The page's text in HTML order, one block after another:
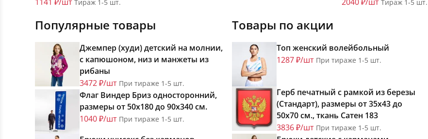
Тираж 1-5 шт. Тираж 1-5 шт.
Популярные товары
Джемпер (худи) детский на молнии,
с капюшоном, низ и манжеты из
рибаны
3472 ₽/шт При тираже 1-5 шт.
Флаг Виндер Бриз односторонний,
размеры от 50х180 до 90х340 см.
1040 ₽/шт При тираже 1-5 шт.
Товары по акции
Топ женский волейбольный
1287 ₽/шт При тираже 1-5 шт.
Герб печатный с рамкой из березы
(Стандарт), размеры от 35х43 до
50х70 см., ткань Сатен 183
3836 ₽/шт При тираже 1-5 шт.